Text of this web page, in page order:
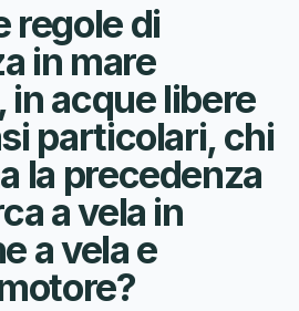
regole di
in mare
in acque libere
particolari, chi
la precedenza
a vela in
a vela e